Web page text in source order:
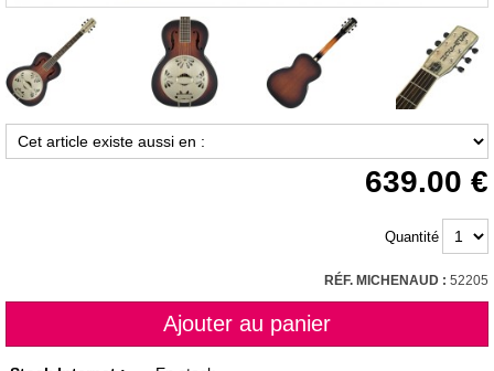
639.00
Quantité
RÉF. MICHENAUD : 52205